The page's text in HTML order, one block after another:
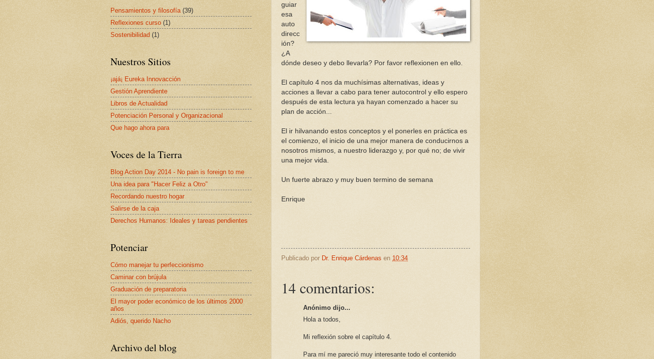
guiar
esa
auto
direcc
ión?
¿A
dónde deseo y debo llevarla? Por favor reflexionen en ello.
El capítulo 4 nos da muchísimas alternativas, ideas y
acciones a llevar a cabo para tener autocontrol y ello espero
después de esta lectura ya hayan comenzado a hacer su
plan de acción...
El ir hilvanando estos conceptos y el ponerles en práctica es
el comienzo, el inicio de una mejor manera de conducirnos a
nosotros mismos, a nuestro liderazgo y, por qué no; de vivir
una mejor vida.
Un fuerte abrazo y muy buen termino de semana
Enrique
Publicado por Dr. Enrique Cárdenas en 10:34
14 comentarios:
Anónimo dijo...
Hola a todos,
Mi reflexión sobre el capítulo 4.
Para mí me pareció muy interesante todo el contenido
Pensamientos y filosofía (39)
Reflexiones curso (1)
Sostenibilidad (1)
Nuestros Sitios
¡ajá¡ Eureka Innovacción
Gestión Aprendiente
Libros de Actualidad
Potenciación Personal y Organizacional
Que hago ahora para
Voces de la Tierra
Blog Action Day 2014 - No pain is foreign to me
Una idea para "Hacer Feliz a Otro"
Recordando nuestro hogar
Salirse de la caja
Derechos Humanos: Ideales y tareas pendientes
Potenciar
Cómo manejar tu perfeccionismo
Caminar con brújula
Graduación de preparatoria
El mayor poder económico de los últimos 2000
años
Adiós, querido Nacho
Archivo del blog